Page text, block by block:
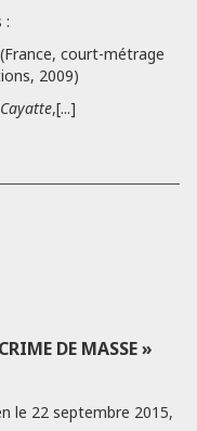
:
court-métrage
2009)
,[...]
DE MASSE »
le 22 septembre 2015,